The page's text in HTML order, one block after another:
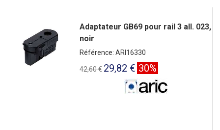
Adaptateur GB69 pour rail 3 all. 023,
noir
Référence: ARI16330
42,60 € 29,82 € 30%